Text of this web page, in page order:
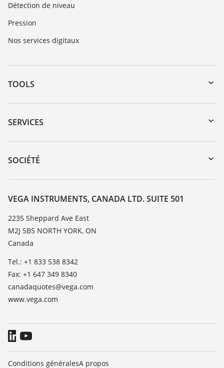
Détection de niveau
Pression
Nos services digitaux
TOOLS
Téléchargements
Recherche par numéro de série
DTM Collection/PACTware
SERVICES
Retour d'appareil
Service client
Liste des constantes diélectriques
SOCIÉTÉ
À propos de VEGA
Contact
News
Presse
Blog
VEGA INSTRUMENTS, CANADA LTD. SUITE 501
2235 Sheppard Ave East
M2J 5B5 NORTH YORK, ON
Canada
Tel.: +1 833 538 8342
Fax: +1 647 349 8340
canadaquotes@vega.com
www.vega.com
Conditions généralesA propos